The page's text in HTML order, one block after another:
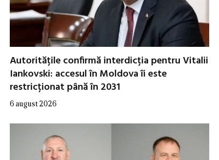
Autoritățile confirmă interdicția pentru Vitalii
Iankovski: accesul în Moldova îi este
restricționat până în 2031
6 august 2026